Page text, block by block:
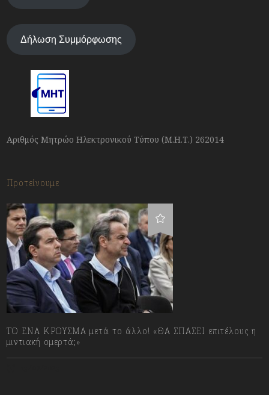
Δήλωση Συμμόρφωσης
Αριθμός Μητρώο Ηλεκτρονικού Τύπου (Μ.Η.Τ.) 262014
Προτείνουμε
ΤΟ ΕΝΑ ΚΡΟΥΣΜΑ μετά το άλλο! «ΘΑ ΣΠΑΣΕΙ επιτέλους η
μιντιακή ομερτά;»